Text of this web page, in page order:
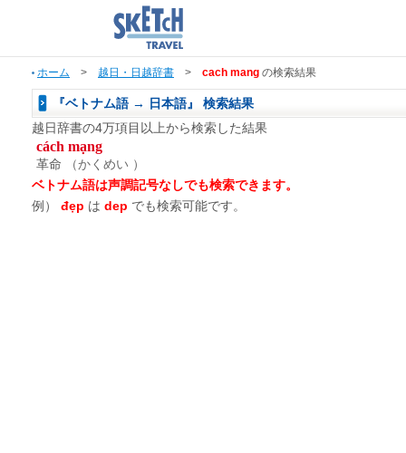
ホーム > 越日・日越辞書 > cach mang の検索結果
『ベトナム語 → 日本語』 検索結果
越日辞書の4万項目以上から検索した結果
cách mạng
革命 （かくめい ）
ベトナム語は声調記号なしでも検索できます。
例）
đẹp は dep でも検索可能です。